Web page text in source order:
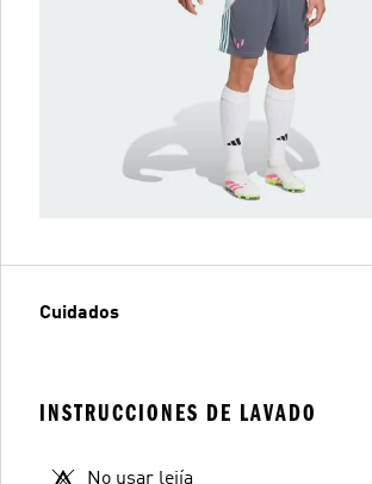
Cuidados
INSTRUCCIONES DE LAVADO
No usar lejía